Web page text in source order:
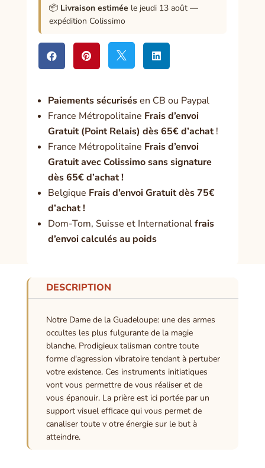
📦 Livraison estimée le jeudi 13 août —
expédition Colissimo
   
Paiements sécurisésen CB ou Paypal
France Métropolitaine Frais d’envoi
Gratuit (Point Relais) dès 65€ d’achat!
France Métropolitaine Frais d’envoi
Gratuit avec Colissimo sans signature
dès 65€ d’achat !
Belgique Frais d’envoi Gratuit dès 75€
d’achat !
Dom-Tom, Suisse et Internationalfrais
d’envoi calculés au poids
DESCRIPTION
Notre Dame de la Guadeloupe: une des armes
occultes les plus fulgurante de la magie
blanche. Prodigieux talisman contre toute
forme d'agression vibratoire tendant à pertuber
votre existence. Ces instruments initiatiques
vont vous permettre de vous réaliser et de
vous épanouir. La prière est ici portée par un
support visuel efficace qui vous permet de
canaliser toute v otre énergie sur le but à
atteindre.